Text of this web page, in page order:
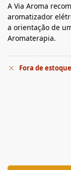
A Via Aroma
aromatizador
a orientação de
Aromaterapia.
Fora de estoque